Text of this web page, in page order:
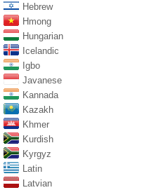
Hebrew
Hmong
Hungarian
Icelandic
Igbo
Javanese
Kannada
Kazakh
Khmer
Kurdish
Kyrgyz
Latin
Latvian